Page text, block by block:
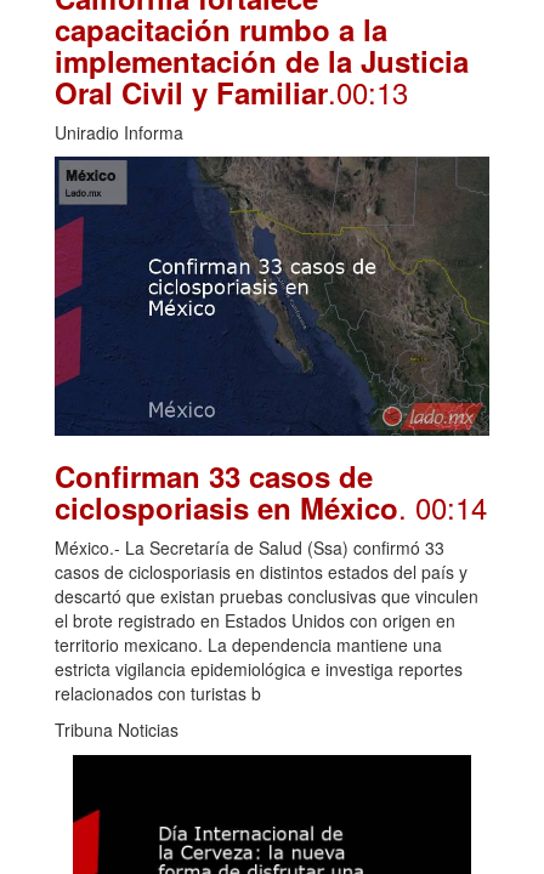
capacitación rumbo a la
implementación de la Justicia
Oral Civil y Familiar.00:13
Uniradio Informa
Confirman 33 casos de
ciclosporiasis en México. 00:14
México.- La Secretaría de Salud (Ssa) confirmó 33
casos de ciclosporiasis en distintos estados del país y
descartó que existan pruebas conclusivas que vinculen
el brote registrado en Estados Unidos con origen en
territorio mexicano. La dependencia mantiene una
estricta vigilancia epidemiológica e investiga reportes
relacionados con turistas b
Tribuna Noticias